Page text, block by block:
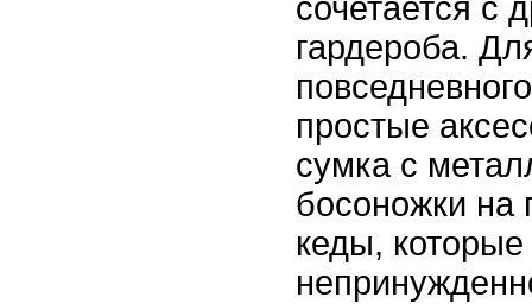
сочетается с
гардероба.
простые
сумка с
босоножки на
кеды,